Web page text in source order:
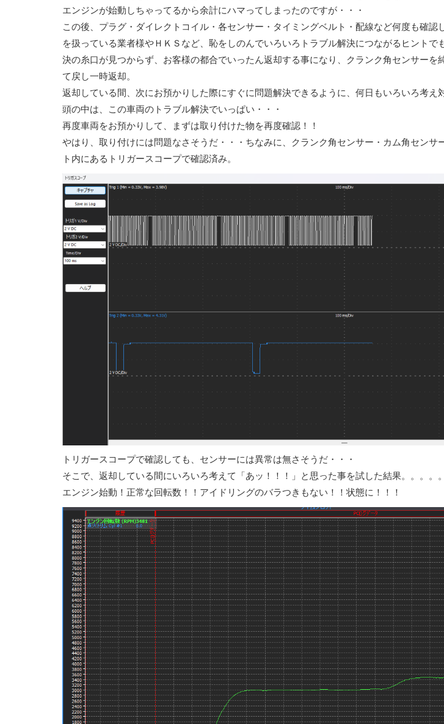
エンジンが始動しちゃってるから余計にハマってしまったのですが・・・
この後、プラグ・ダイレクトコイル・各センサー・タイミングベルト・配線など何度も確認
を扱っている業者様やＨＫＳなど、恥をしのんでいろいろトラブル解決につながるヒントで
決の糸口が見つからず、お客様の都合でいったん返却する事になり、クランク角センサーを
て戻し一時返却。
返却している間、次にお預かりした際にすぐに問題解決できるように、何日もいろいろ考え
頭の中は、この車両のトラブル解決でいっぱい・・・
再度車両をお預かりして、まずは取り付けた物を再度確認！！
やはり、取り付けには問題なさそうだ・・・ちなみに、クランク角センサー・カム角センサ
ト内にあるトリガースコープで確認済み。
トリガースコープで確認しても、センサーには異常は無さそうだ・・・
そこで、返却している間にいろいろ考えて「あッ！！！」と思った事を試した結果。。。。。
エンジン始動！正常な回転数！！アイドリングのバラつきもない！！状態に！！！